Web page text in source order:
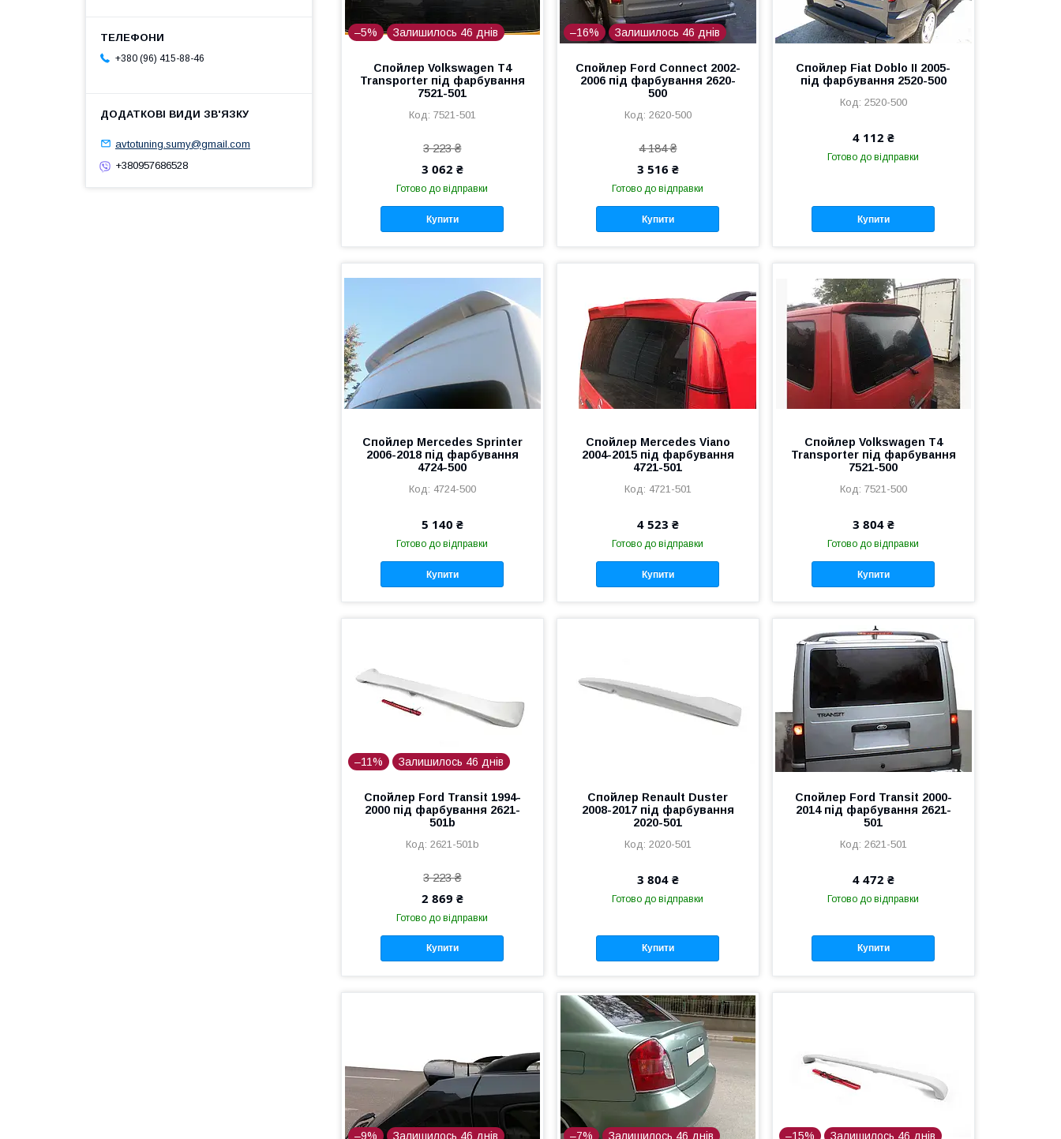
–5% Залишилось 46 днів
Спойлер Volkswagen T4
Transporter під фарбування
7521-501
7521-501
3 223 ₴
3 062 ₴
Готово до відправки
Купити
–16% Залишилось 46 днів
Спойлер Ford Connect 2002-
2006 під фарбування 2620-
500
2620-500
4 184 ₴
3 516 ₴
Готово до відправки
Купити
Спойлер Fiat Doblo II 2005-
під фарбування 2520-500
2520-500
4 112 ₴
Готово до відправки
Купити
Спойлер Mercedes Sprinter
2006-2018 під фарбування
4724-500
4724-500
5 140 ₴
Готово до відправки
Купити
Спойлер Mercedes Viano
2004-2015 під фарбування
4721-501
4721-501
4 523 ₴
Готово до відправки
Купити
Спойлер Volkswagen T4
Transporter під фарбування
7521-500
7521-500
3 804 ₴
Готово до відправки
Купити
–11% Залишилось 46 днів
Спойлер Ford Transit 1994-
2000 під фарбування 2621-
501b
2621-501b
3 223 ₴
2 869 ₴
Готово до відправки
Купити
Спойлер Renault Duster
2008-2017 під фарбування
2020-501
2020-501
3 804 ₴
Готово до відправки
Купити
Спойлер Ford Transit 2000-
2014 під фарбування 2621-
501
2621-501
4 472 ₴
Готово до відправки
Купити
–9% Залишилось 46 днів –7% Залишилось 46 днів –15% Залишилось 46 днів
+380 (96) 415-88-46
avtotuning.sumy@gmail.com
+380957686528